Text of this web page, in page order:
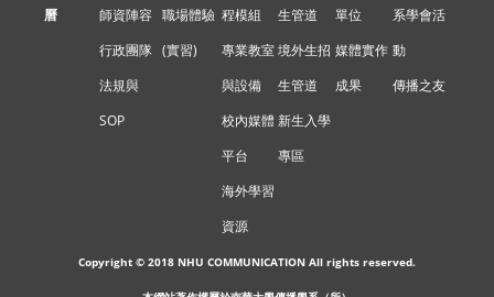
曆
師資陣容
行政團隊
法規與
SOP
職場體驗
(實習)
程模組
專業教室
與設備
校內媒體
平台
海外學習
資源
生管道
境外生招
生管道
新生入學
專區
單位
媒體實作
成果
系學會活
動
傳播之友
Copyright © 2018 NHU COMMUNICATION All rights reserved.